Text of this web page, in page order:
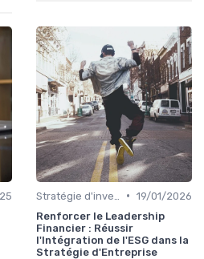
• 19/01/2026
Renforcer le Leadership
Financier : Réussir
l'Intégration de l'ESG dans la
Stratégie d'Entreprise